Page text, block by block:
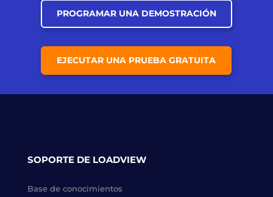
PROGRAMAR UNA DEMOSTRACIÓN
EJECUTAR UNA PRUEBA GRATUITA
SOPORTE DE LOADVIEW
Base de conocimientos